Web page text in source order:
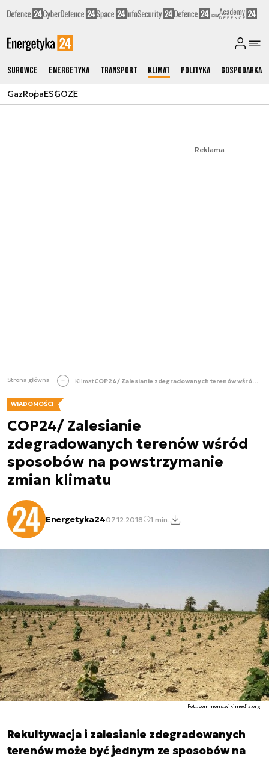
Surowce Energetyka Transport Klimat Polityka Gospodarka
GazRopaESGOZE
Reklama
Strona główna Klimat COP24/ Zalesianie zdegradowanych terenów wśród sposobów na powstrzymanie zmian klimatu
WIADOMOŚCI
COP24/ Zalesianie
zdegradowanych terenów wśród
sposobów na powstrzymanie
zmian klimatu
Energetyka2407.12.2018 1 min.
Fot.: commons.wikimedia.org
Rekultywacja i zalesianie zdegradowanych
terenów może być jednym ze sposobów na